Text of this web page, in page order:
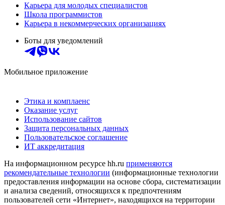
Карьера для молодых специалистов
Школа программистов
Карьера в некоммерческих организациях
Боты для уведомлений
Мобильное приложение
Этика и комплаенс
Оказание услуг
Использование сайтов
Защита персональных данных
Пользовательское соглашение
ИТ аккредитация
На информационном ресурсе hh.ru применяются
рекомендательные технологии (информационные технологии
предоставления информации на основе сбора, систематизации
и анализа сведений, относящихся к предпочтениям
пользователей сети «Интернет», находящихся на территории